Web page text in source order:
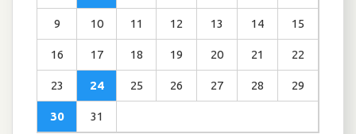
9 10 11 12 13 14 15
16 17 18 19 20 21 22
23 24 25 26 27 28 29
30
31